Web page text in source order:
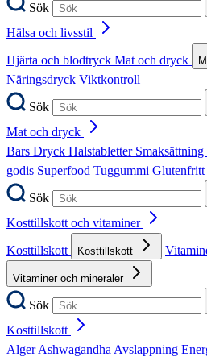
Sök
Hälsa och livsstil
Hjärta och blodtryck Mat och dryck
Näringsdryck Viktkontroll
Sök
Mat och dryck
Bars Dryck Halstabletter
godis Superfood Tuggummi Glutenfritt
Sök
Kosttillskott och vitaminer
Kosttillskott
Kosttillskott
Vitaminer och mineraler
Sök
Kosttillskott
AlgerAshwagandhaAvslappning